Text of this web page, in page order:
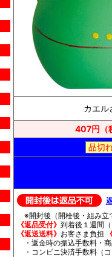
カエル
407円（
※開封後（開栓後・組み立
《返品受付》 到着後１週間
《返送送料》 お客さま負担
・返金時の振込手数料・
・コンビニ決済手数料（コ